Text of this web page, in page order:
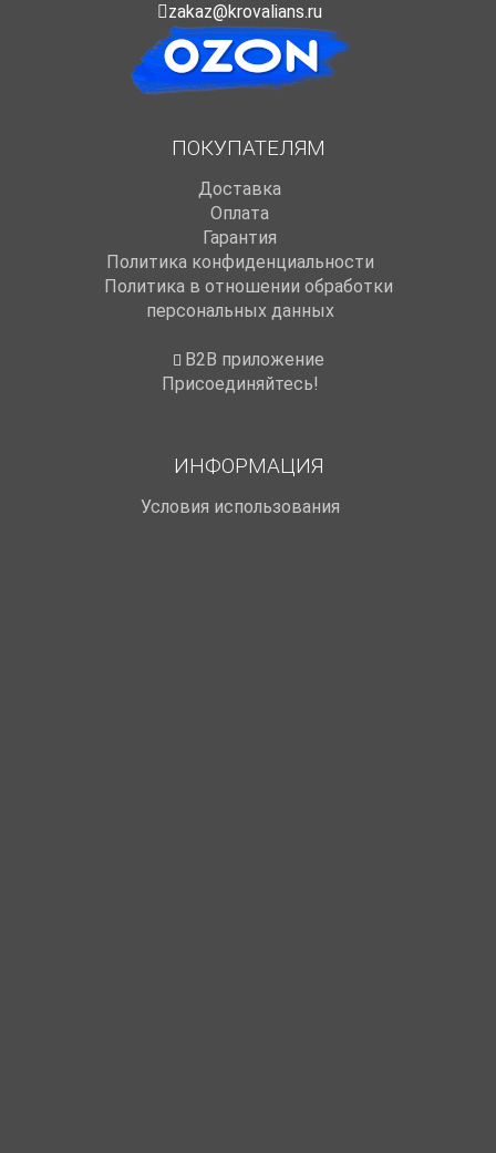
zakaz@krovalians.ru
ПОКУПАТЕЛЯМ
Доставка
Оплата
Гарантия
Политика конфиденциальности
Политика в отношении обработки
персональных данных
B2B приложение
Присоединяйтесь!
ИНФОРМАЦИЯ
Условия использования